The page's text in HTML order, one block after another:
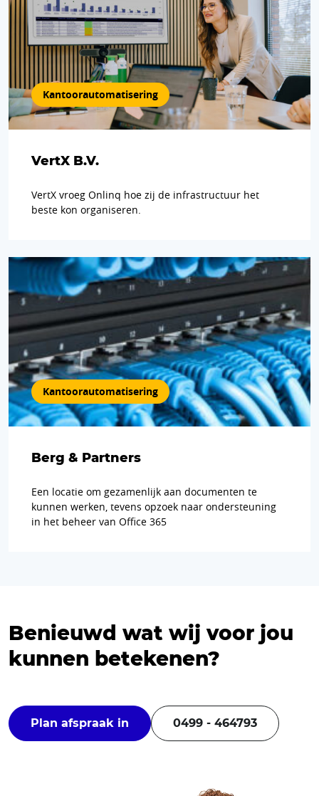
Kantoor­automatisering
VertX B.V.
VertX vroeg Onlinq hoe zij de infrastructuur het
beste kon organiseren.
Kantoor­automatisering
Berg & Partners
Een locatie om gezamenlijk aan documenten te
kunnen werken, tevens opzoek naar ondersteuning
in het beheer van Office 365
Benieuwd wat wij voor jou
kunnen betekenen?
Plan afspraak in 0499 - 464793